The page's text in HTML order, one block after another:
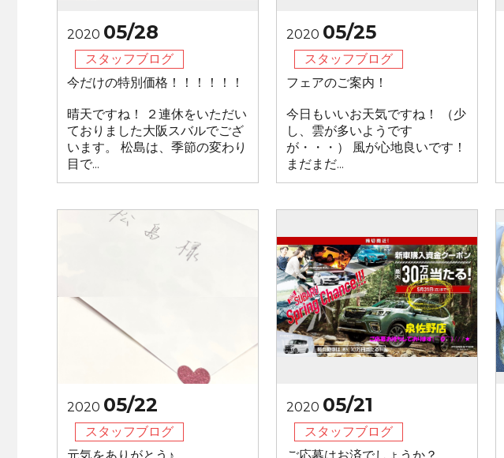
2020 05/28
スタッフブログ
今だけの特別価格！！！！！！
晴天ですね！ ２連休をいただい
ておりました大阪スバルでござ
います。 松島は、季節の変わり
目で...
2020 05/25
スタッフブログ
フェアのご案内！
今日もいいお天気ですね！ （少
し、雲が多いようです
が・・・） 風が心地良いです！
まだまだ...
2020 05/22
スタッフブログ
2020 05/21
スタッフブログ